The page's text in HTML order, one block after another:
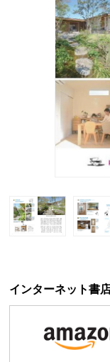
インターネット書